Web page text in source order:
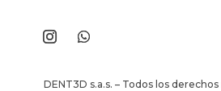
DENT3D s.a.s. – Todos los